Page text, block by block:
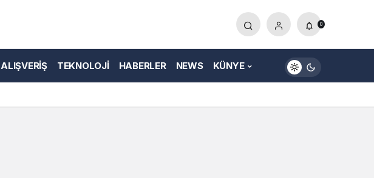
0
ALIŞVERIŞ TEKNOLOJI HABERLER NEWS KÜNYE